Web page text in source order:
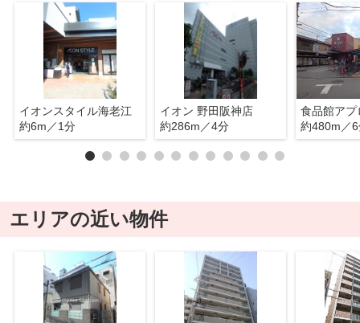
イオンスタイル海老江
約6m／1分
イオン 野田阪神店
約286m／4分
約480m／
エリアの近い物件